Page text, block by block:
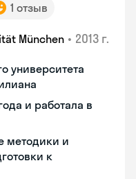
1 отзыв
München • 2013 г.
университета
и работала в
методики и
к